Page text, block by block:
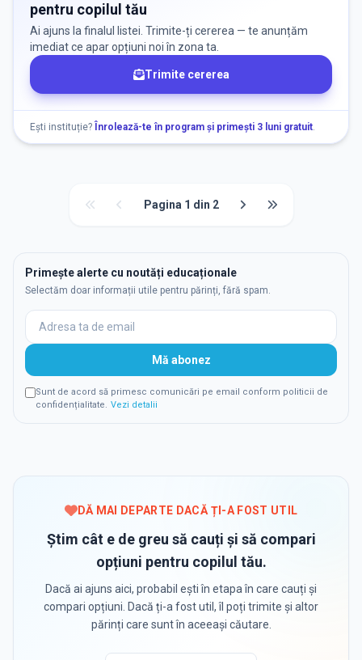
pentru copilul tău
Ai ajuns la finalul listei. Trimite-ți cererea — te anunțăm
imediat ce apar opțiuni noi în zona ta.
Trimite cererea
Ești instituție? Înrolează-te în program și primești 3 luni gratuit.
Pagina 1 din 2
Primește alerte cu noutăți educaționale
Selectăm doar informații utile pentru părinți, fără spam.
Mă abonez
Sunt de acord să primesc comunicări pe email conform politicii de
confidențialitate. Vezi detalii
DĂ MAI DEPARTE DACĂ ȚI-A FOST UTIL
Știm cât e de greu să cauți și să compari
opțiuni pentru copilul tău.
Dacă ai ajuns aici, probabil ești în etapa în care cauți și
compari opțiuni. Dacă ți-a fost util, îl poți trimite și altor
părinți care sunt în aceeași căutare.